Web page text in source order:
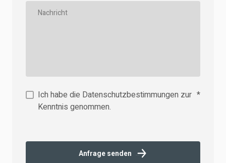
Ich habe die Datenschutzbestimmungen zur
Kenntnis genommen.
*
Anfrage senden